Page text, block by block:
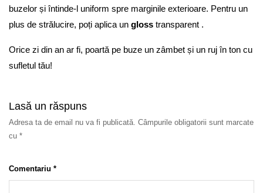
buzelor și întinde-l uniform spre marginile exterioare. Pentru un
plus de strălucire, poți aplica un gloss transparent .
Orice zi din an ar fi, poartă pe buze un zâmbet și un ruj în ton cu
sufletul tău!
Lasă un răspuns
Adresa ta de email nu va fi publicată. Câmpurile obligatorii sunt marcate
cu *
Comentariu *